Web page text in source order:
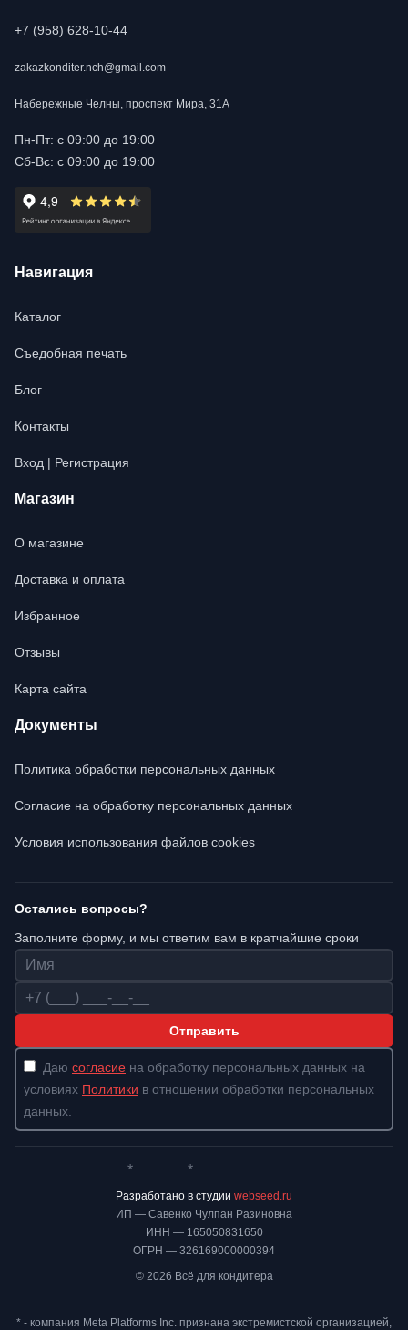
+7 (958) 628-10-44
zakazkonditer.nch@gmail.com
Набережные Челны, проспект Мира, 31А
Пн-Пт: с 09:00 до 19:00
Сб-Вс: с 09:00 до 19:00
Навигация
Каталог
Съедобная печать
Блог
Контакты
Вход | Регистрация
Магазин
О магазине
Доставка и оплата
Избранное
Отзывы
Карта сайта
Документы
Политика обработки персональных данных
Согласие на обработку персональных данных
Условия использования файлов cookies
Остались вопросы?
Заполните форму, и мы ответим вам в кратчайшие сроки
Имя
Телефон
Отправить
Даю согласие на обработку персональных данных на
условиях Политики в отношении обработки персональных
данных.
ИП — Савенко Чулпан Разиновна
ИНН — 165050831650
ОГРН — 326169000000394
© 2026 Всё для кондитера
* *
Разработано в студии webseed.ru
* - компания Meta Platforms Inc. признана экстремистской организацией,